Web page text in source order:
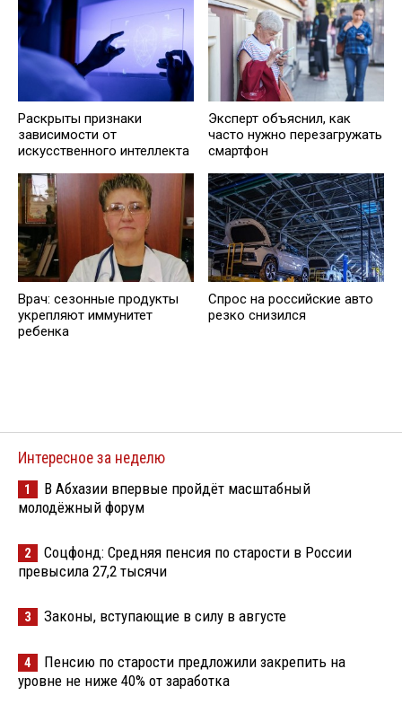
Раскрыты признаки
зависимости от
искусственного интеллекта
Эксперт объяснил, как
часто нужно перезагружать
смартфон
Врач: сезонные продукты
укрепляют иммунитет
ребенка
Спрос на российские авто
резко снизился
Интересное за неделю
1
В Абхазии впервые пройдёт масштабный
молодёжный форум
2
Соцфонд: Средняя пенсия по старости в России
превысила 27,2 тысячи
3 Законы, вступающие в силу в августе
4
Пенсию по старости предложили закрепить на
уровне не ниже 40% от заработка